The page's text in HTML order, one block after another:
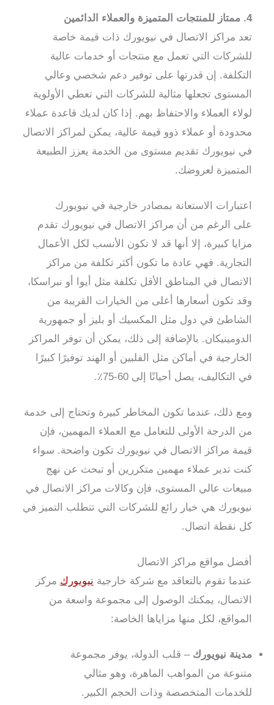
4. ممتاز للمنتجات المتميزة والعملاء الدائمين
تعد مراكز الاتصال في نيويورك ذات قيمة خاصة
للشركات التي تعمل مع منتجات أو خدمات عالية
التكلفة. إن قدرتها على توفير دعم شخصي وعالي
المستوى تجعلها مثالية للشركات التي تعطي الأولوية
لولاء العملاء والاحتفاظ بهم. إذا كان لديك قاعدة عملاء
محدودة أو عملاء ذوو قيمة عالية، يمكن لمراكز الاتصال
في نيويورك تقديم مستوى من الخدمة يعزز الطبيعة
المتميزة لعروضك.
اعتبارات الاستعانة بمصادر خارجية في نيويورك
على الرغم من أن مراكز الاتصال في نيويورك تقدم
مزايا كبيرة، إلا أنها قد لا تكون الأنسب لكل الأعمال
التجارية. فهي عادة ما تكون أكثر تكلفة من مراكز
الاتصال في المناطق الأقل تكلفة مثل أيوا أو نبراسكا،
وقد تكون أسعارها أعلى من الخيارات القريبة من
الشاطئ في دول مثل المكسيك أو بليز أو جمهورية
الدومينيكان. بالإضافة إلى ذلك، يمكن أن توفر المراكز
الخارجية في أماكن مثل الفلبين أو الهند توفيرًا كبيرًا
في التكاليف، يصل أحيانًا إلى 60-75٪.
ومع ذلك، عندما تكون المخاطر كبيرة وتحتاج إلى خدمة
من الدرجة الأولى للتعامل مع العملاء المهمين، فإن
قيمة مراكز الاتصال في نيويورك تكون واضحة. سواء
كنت تدير عملاء مهمين متكررين أو تبحث عن نهج
مبيعات عالي المستوى، فإن وكالات مراكز الاتصال في
نيويورك هي خيار رائع للشركات التي تتطلب التميز في
كل نقطة اتصال.
أفضل مواقع مراكز الاتصال
عندما تقوم بالتعاقد مع شركة خارجية نيويورك مركز
الاتصال، يمكنك الوصول إلى مجموعة واسعة من
المواقع، لكل منها مزاياها الخاصة:
مدينة نيويورك – قلب الدولة، يوفر مجموعة
متنوعة من المواهب الماهرة، وهو مثالي
للخدمات المتخصصة وذات الحجم الكبير.